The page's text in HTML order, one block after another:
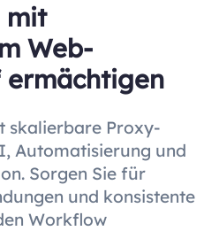
mit
Web-
skalierbare Proxy-
Automatisierung und
Sorgen Sie für
und konsistente
Workflow